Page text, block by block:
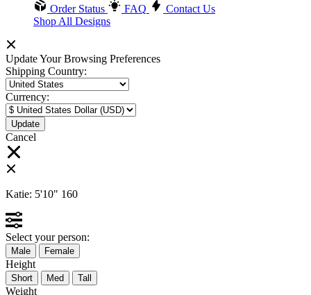
Order Status FAQ
Contact Us
Shop All Designs
Update Your Browsing Preferences
Shipping Country:
Currency:
Cancel
Katie: 5'10" 160
Select your person:
Male Female
Height
Short Med Tall
Weight